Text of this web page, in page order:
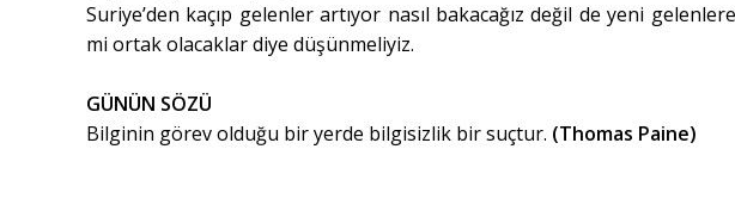
Suriye’den kaçıp gelenler artıyor nasıl bakacağız değil de yeni
mi ortak olacaklar diye düşünmeliyiz.
GÜNÜN SÖZÜ
Bilginin görev olduğu bir yerde bilgisizlik bir suçtur. (Thomas Paine)